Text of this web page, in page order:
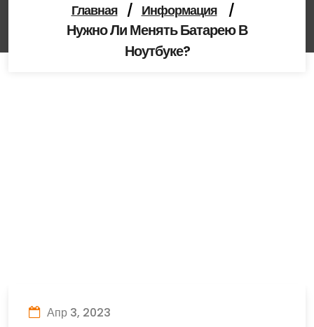
Главная / Информация /
Нужно Ли Менять Батарею В
Ноутбуке?
Апр 3, 2023